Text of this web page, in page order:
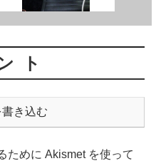
ト
き込む
ために Akismet を使って